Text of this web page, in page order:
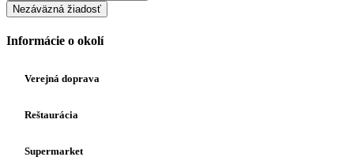
Nezáväzná žiadosť
Informácie o okolí
Verejná doprava
Reštaurácia
Supermarket